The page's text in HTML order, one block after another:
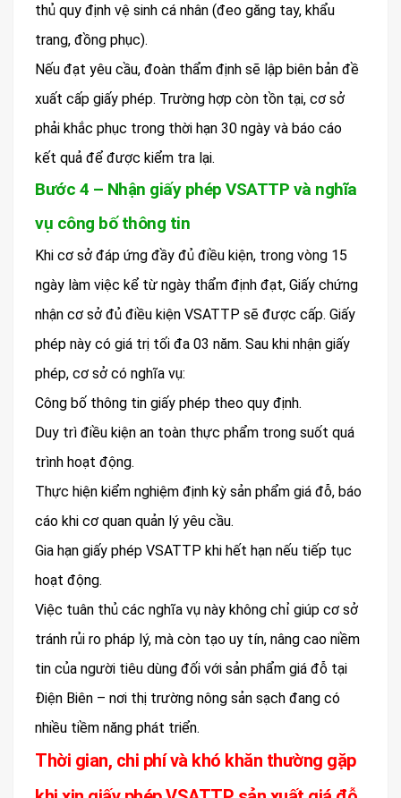
thủ quy định vệ sinh cá nhân (đeo găng tay, khẩu
trang, đồng phục).
Nếu đạt yêu cầu, đoàn thẩm định sẽ lập biên bản đề
xuất cấp giấy phép. Trường hợp còn tồn tại, cơ sở
phải khắc phục trong thời hạn 30 ngày và báo cáo
kết quả để được kiểm tra lại.
Bước 4 – Nhận giấy phép VSATTP và nghĩa
vụ công bố thông tin
Khi cơ sở đáp ứng đầy đủ điều kiện, trong vòng 15
ngày làm việc kể từ ngày thẩm định đạt, Giấy chứng
nhận cơ sở đủ điều kiện VSATTP sẽ được cấp. Giấy
phép này có giá trị tối đa 03 năm. Sau khi nhận giấy
phép, cơ sở có nghĩa vụ:
Công bố thông tin giấy phép theo quy định.
Duy trì điều kiện an toàn thực phẩm trong suốt quá
trình hoạt động.
Thực hiện kiểm nghiệm định kỳ sản phẩm giá đỗ, báo
cáo khi cơ quan quản lý yêu cầu.
Gia hạn giấy phép VSATTP khi hết hạn nếu tiếp tục
hoạt động.
Việc tuân thủ các nghĩa vụ này không chỉ giúp cơ sở
tránh rủi ro pháp lý, mà còn tạo uy tín, nâng cao niềm
tin của người tiêu dùng đối với sản phẩm giá đỗ tại
Điện Biên – nơi thị trường nông sản sạch đang có
nhiều tiềm năng phát triển.
Thời gian, chi phí và khó khăn thường gặp